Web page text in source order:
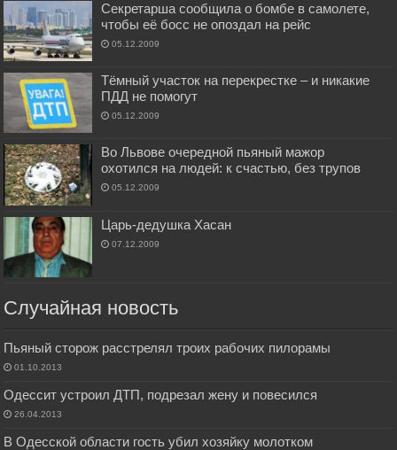
Секретарша сообщила о бомбе в самолете,
чтобы её босс не опоздал на рейс
05.12.2009
Тёмный участок на перекрестке – и никакие
ПДД не помогут
05.12.2009
Во Львове очередной пьяный мажор
охотился на людей: к счастью, без трупов
05.12.2009
Царь-дедушка Хасан
07.12.2009
Случайная новость
Пьяный сторож расстрелял троих рабочих пилорамы
01.10.2013
Одессит устроил ДТП, подрезал жену и повесился
26.04.2013
В Одесской области гость убил хозяйку молотком